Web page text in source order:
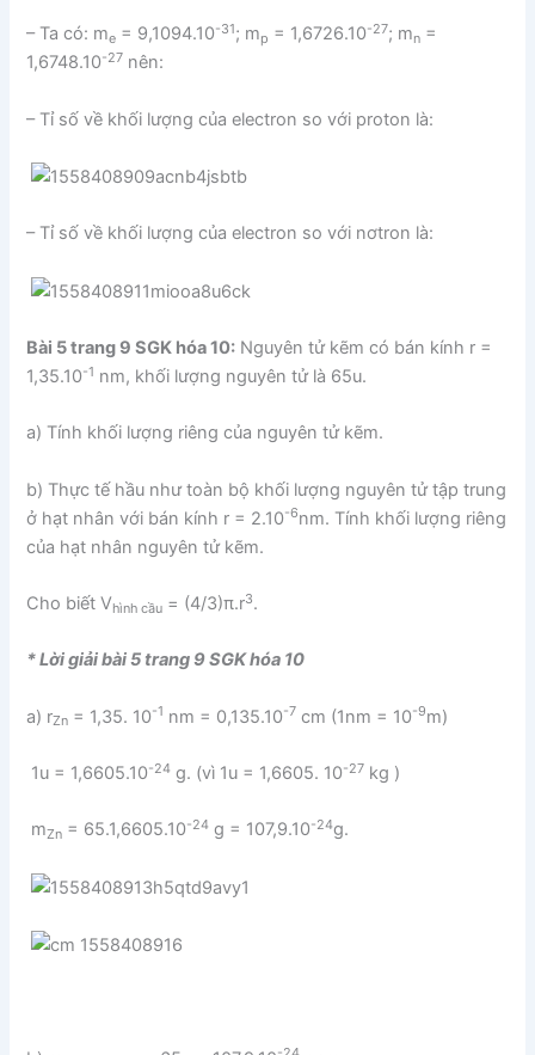
– Ta có: me = 9,1094.10-31; mp = 1,6726.10-27; mn =
1,6748.10-27 nên:
– Tỉ số về khối lượng của electron so với proton là:
– Tỉ số về khối lượng của electron so với nơtron là:
Bài 5 trang 9 SGK hóa 10: Nguyên tử kẽm có bán kính r =
1,35.10-1 nm, khối lượng nguyên tử là 65u.
a) Tính khối lượng riêng của nguyên tử kẽm.
b) Thực tế hầu như toàn bộ khối lượng nguyên tử tập trung
ở hạt nhân với bán kính r = 2.10-6nm. Tính khối lượng riêng
của hạt nhân nguyên tử kẽm.
Cho biết Vhình cầu = (4/3)π.r3.
* Lời giải bài 5 trang 9 SGK hóa 10
a) rZn = 1,35. 10-1 nm = 0,135.10-7 cm (1nm = 10-9m)
1u = 1,6605.10-24 g. (vì 1u = 1,6605. 10-27 kg )
mZn = 65.1,6605.10-24 g = 107,9.10-24g.